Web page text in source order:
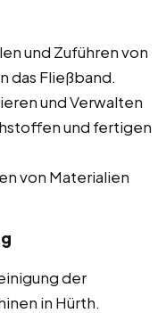
und Zuführen von
das Fließband.
und Verwalten
und fertigen
von Materialien
der
in Hürth.